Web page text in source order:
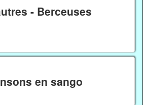
- Berceuses
en sango